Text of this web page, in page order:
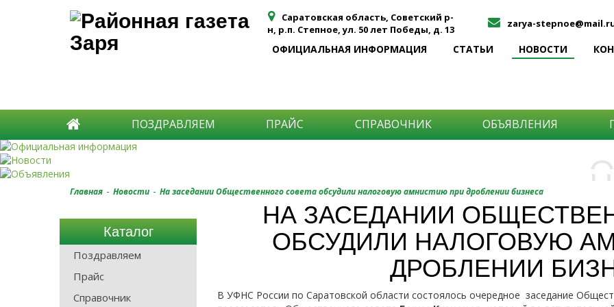
Саратовская область, Советский р-
н, р.п. Степное, ул. 50 лет Победы, д. 13
zarya-
ОФИЦИАЛЬНАЯ ИНФОРМАЦИЯ СТАТЬИ НОВОСТИ
ПОЗДРАВЛЯЕМ ПРАЙС СПРАВОЧНИК ОБЪЯВЛЕНИЯ
-
-
-
-
О
Главная - Новости - На заседании Общественного совета обсудили налоговую амнистию при дроблении бизнеса
Каталог
Поздравляем
Прайс
Справочник
НА ЗАСЕДАНИИ
ОБСУДИЛИ НАЛОГОВУЮ
ДРОБЛЕНИИ
В УФНС России по Саратовской области состоялось очередное заседание